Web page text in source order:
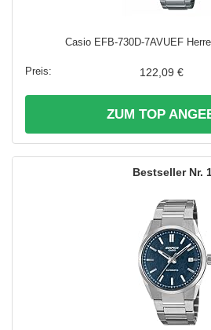
Casio EFB-730D-7AVUEF
122,09 €
ZUM TOP